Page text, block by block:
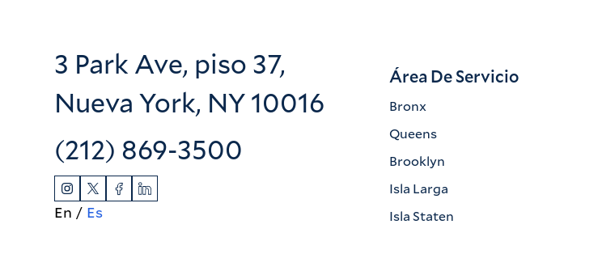
3 Park Ave, piso 37,
Nueva York, NY 10016
(212) 869-3500
En Es
Área De Servicio
Bronx
Queens
Brooklyn
Isla Larga
Isla Staten